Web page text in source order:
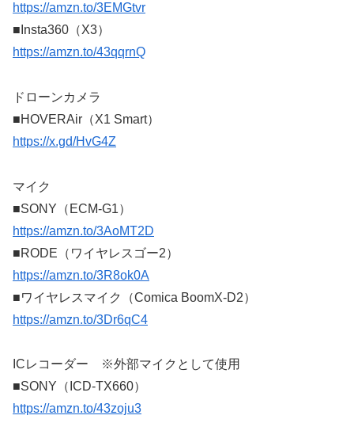
https://amzn.to/3EMGtvr
■Insta360（X3）
https://amzn.to/43qqrnQ
ドローンカメラ
■HOVERAir（X1 Smart）
https://x.gd/HvG4Z
マイク
■SONY（ECM-G1）
https://amzn.to/3AoMT2D
■RODE（ワイヤレスゴー2）
https://amzn.to/3R8ok0A
■ワイヤレスマイク（Comica BoomX-D2）
https://amzn.to/3Dr6qC4
ICレコーダー ※外部マイクとして使用
■SONY（ICD-TX660）
https://amzn.to/43zoju3